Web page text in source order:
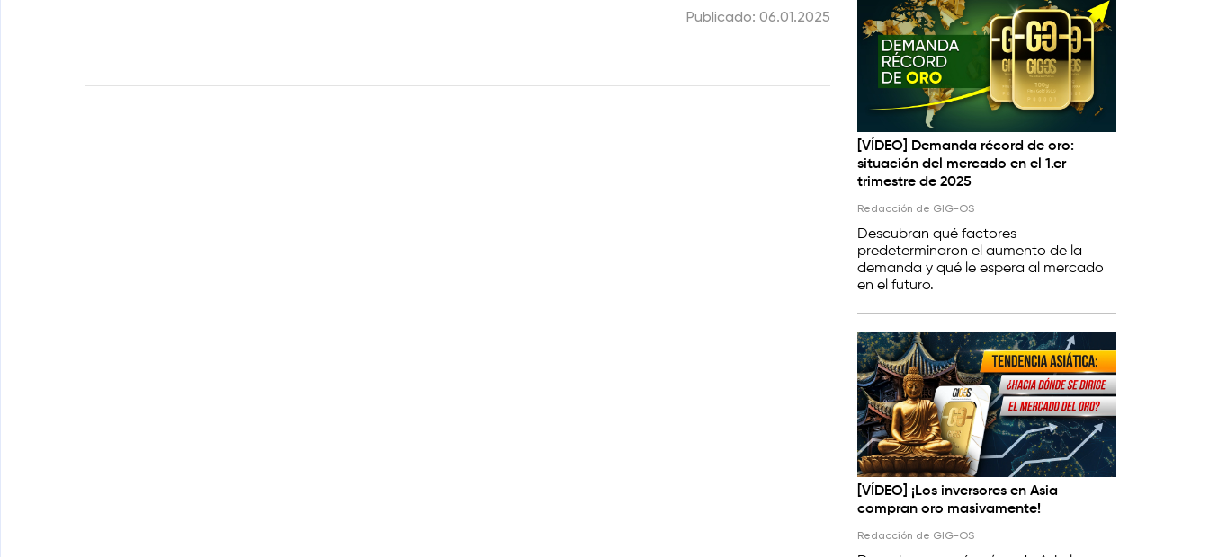
Publicado: 06.01.2025
[VÍDEO] Demanda récord de oro:
situación del mercado en el 1.er
trimestre de 2025
Redacción de GIG-OS
Descubran qué factores
predeterminaron el aumento de la
demanda y qué le espera al mercado
en el futuro.
[VÍDEO] ¡Los inversores en Asia
compran oro masivamente!
Redacción de GIG-OS